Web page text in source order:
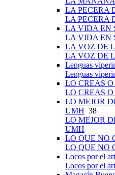
LA PECERA
LA PECERA
LA VIDA EN
LA VIDA EN
LA VOZ DE
LA VOZ DE
Lenguas
Lenguas
LO CREAS O
LO CREAS O
LO MEJOR
UMH 38
LO MEJOR
UMH
LO QUE NO
LO QUE NO
Locos por el
Locos por el